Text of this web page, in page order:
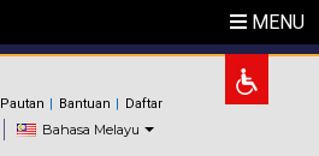
MENU
Pautan Bantuan Daftar
Bahasa Melayu